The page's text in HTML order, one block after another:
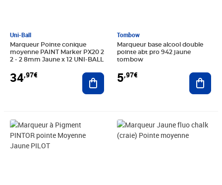
Uni-Ball
Marqueur Pointe conique
moyenne PAINT Marker PX20 2
2 - 2 8mm Jaune x 12 UNI-BALL
34,97€ Ajouter au panier
Tombow
Marqueur base alcool double
pointe abt pro 942 jaune
tombow
5,97€
Prix 6,51€ Prix 7,24€